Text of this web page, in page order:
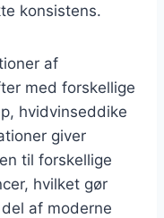
konsistens.
af
med forskellige
hvidvinseddike
giver
til forskellige
hvilket gør
af moderne